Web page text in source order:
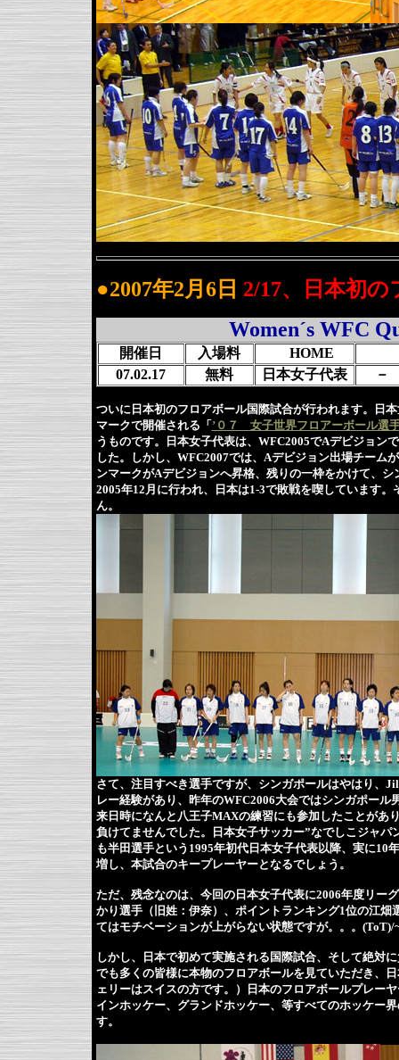
●2007年2月6日 2/17、日本初
Women´s WFC
開催日 入場料
HOME
07.02.17
無料 日本女子代表 －
ついに日本初のフロアボール国際試合が行われます。日
マークで開催される「 ’０７ 女子世界フロアーボール選
うものです。日本女子代表は、WFC2005でAデビジョン
した。しかし、WFC2007では、Aデビジョン出場チーム
ンマークがAデビジョンへ昇格、残りの一枠をかけて、
2005年12月に行われ、日本は1-3で敗戦を喫しています
ん。
さて、注目すべき選手ですが、シンガポールはやはり
レー経験があり、昨年のWFC2006大会ではシンガポー
来日時になんと八王子MAXの練習にも参加したことがあ
負けてませんでした。日本女子サッカー”なでしこジャ
も半田選手という1995年初代日本女子代表以降、実に10
増し、本試合のキープレーヤーとなるでしょう。
ただ、残念なのは、今回の日本女子代表に2006年度リー
かり選手（旧姓：伊奈）、ポイントランキング1位の江
てはモチベーションが上がらない状態ですが。。。(ToT)/
しかし、日本で初めて実施される国際試合、そして絶対
でも多くの皆様に本物のフロアボールを見ていただき、
ェリーはスイスの方です。）日本のフロアボールプレー
インホッケー、グランドホッケー、等すべてのホッケー
す。